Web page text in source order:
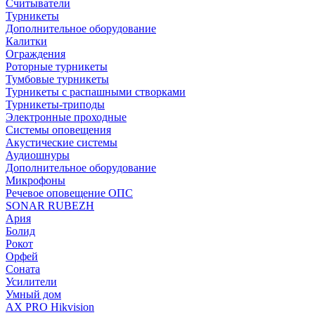
Считыватели
Турникеты
Дополнительное оборудование
Калитки
Ограждения
Роторные турникеты
Тумбовые турникеты
Турникеты с распашными створками
Турникеты-триподы
Электронные проходные
Системы оповещения
Акустические системы
Аудиошнуры
Дополнительное оборудование
Микрофоны
Речевое оповещение ОПС
SONAR RUBEZH
Ария
Болид
Рокот
Орфей
Соната
Усилители
Умный дом
AX PRO Hikvision